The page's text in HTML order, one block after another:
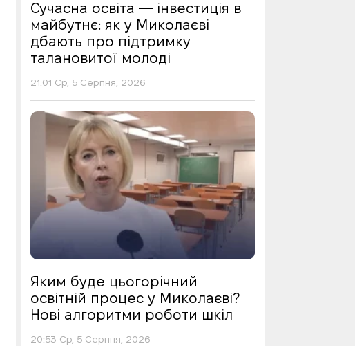
Сучасна освіта — інвестиція в
майбутнє: як у Миколаєві
дбають про підтримку
талановитої молоді
21:01 Ср, 5 Серпня, 2026
Яким буде цьогорічний
освітній процес у Миколаєві?
Нові алгоритми роботи шкіл
20:53 Ср, 5 Серпня, 2026